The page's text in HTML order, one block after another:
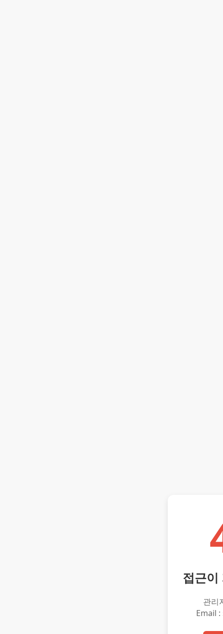
접근이
관리
Email